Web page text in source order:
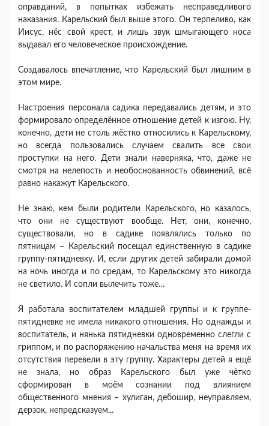
оправданий, в попытках избежать несправедливого
наказания. Карельский был выше этого. Он терпеливо, как
Иисус, нёс свой крест, и лишь звук шмыгающего носа
выдавал его человеческое происхождение.
Создавалось впечатление, что Карельский был лишним в
этом мире.
Настроения персонала садика передавались детям, и это
формировало определённое отношение детей к изгою. Ну,
конечно, дети не столь жёстко относились к Карельскому,
но всегда пользовались случаем свалить все свои
проступки на него. Дети знали наверняка, что, даже не
смотря на нелепость и необоснованность обвинений, всё
равно накажут Карельского.
Не знаю, кем были родители Карельского, но казалось,
что они не существуют вообще. Нет, они, конечно,
существовали, но в садике появлялись только по
пятницам – Карельский посещал единственную в садике
группу-пятидневку. И, если других детей забирали домой
на ночь иногда и по средам, то Карельскому это никогда
не светило. И сопли вылечить тоже…
Я работала воспитателем младшей группы и к группе-
пятидневке не имела никакого отношения. Но однажды и
воспитатель, и нянька пятидневки одновременно слегли с
гриппом, и по распоряжению начальства меня на время их
отсутствия перевели в эту группу. Характеры детей я ещё
не знала, но образ Карельского был уже чётко
сформирован в моём сознании под влиянием
общественного мнения – хулиган, дебошир, неуправляем,
дерзок, непредсказуем...